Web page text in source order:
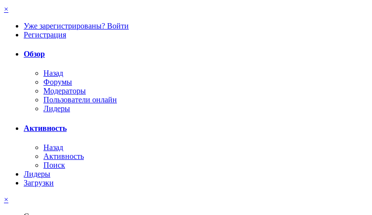
×
Уже зарегистрированы? Войти
Регистрация
Обзор
Назад
Форумы
Модераторы
Пользователи онлайн
Лидеры
Активность
Назад
Активность
Поиск
Лидеры
Загрузки
×